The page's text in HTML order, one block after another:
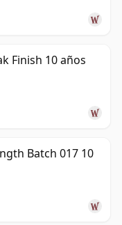
Finish 10 años
Batch 017 10